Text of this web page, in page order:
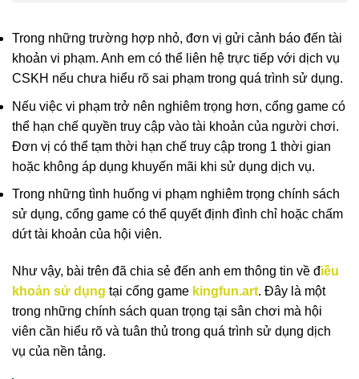
Trong những trường hợp nhỏ, đơn vị gửi cảnh báo đến tài
khoản vi phạm. Anh em có thể liên hệ trực tiếp với dịch vụ
CSKH nếu chưa hiểu rõ sai phạm trong quá trình sử dụng.
Nếu việc vi phạm trở nên nghiêm trọng hơn, cổng game có
thể hạn chế quyền truy cập vào tài khoản của người chơi.
Đơn vị có thể tạm thời hạn chế truy cập trong 1 thời gian
hoặc không áp dụng khuyến mãi khi sử dụng dịch vụ.
Trong những tình huống vi phạm nghiêm trọng chính sách
sử dụng, cổng game có thể quyết định đình chỉ hoặc chấm
dứt tài khoản của hội viên.
Như vậy, bài trên đã chia sẻ đến anh em thông tin về điều
khoản sử dụng tại cổng game kingfun.art. Đây là một
trong những chính sách quan trọng tại sân chơi mà hội
viên cần hiểu rõ và tuân thủ trong quá trình sử dụng dịch
vụ của nền tảng.